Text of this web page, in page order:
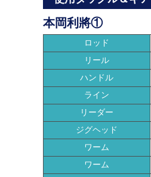
本岡利將①
ロッド
リール
ハンドル
ライン
リーダー
ジグヘッド
ワーム
ワーム